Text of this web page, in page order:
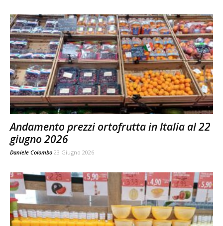
Andamento prezzi ortofrutta in Italia al 22
giugno 2026
Daniele Colombo 23 Giugno 2026